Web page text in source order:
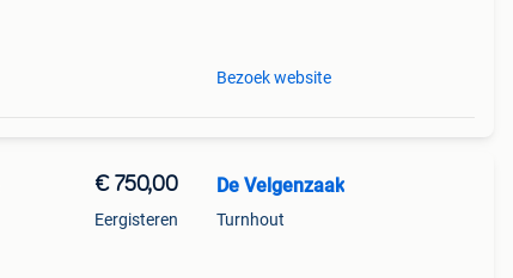
Bezoek website
€ 750,00
Eergisteren
De Velgenzaak
Turnhout